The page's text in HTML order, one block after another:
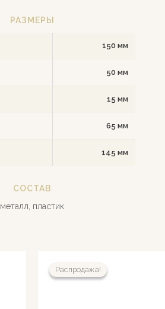
РАЗМЕРЫ
150 мм
50 мм
15 мм
65 мм
145 мм
СОСТАВ
металл, пластик
Распродажа!
Распродажа!